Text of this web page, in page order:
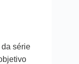
da série